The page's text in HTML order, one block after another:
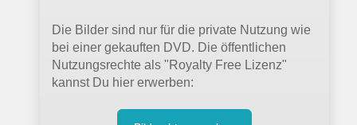
Die Bilder sind nur für die private Nutzung wie
bei einer gekauften DVD. Die öffentlichen
Nutzungsrechte als "Royalty Free Lizenz"
kannst Du hier erwerben: